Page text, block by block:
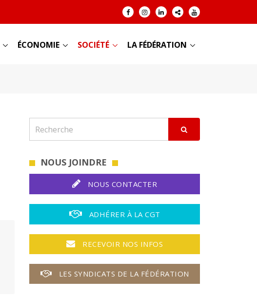
ÉCONOMIE SOCIÉTÉ LA FÉDÉRATION
NOUS JOINDRE
NOUS CONTACTER
ADHÉRER À LA CGT
RECEVOIR NOS INFOS
LES SYNDICATS DE LA FÉDÉRATION